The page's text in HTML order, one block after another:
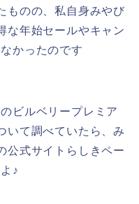
ものの、私自身みやび
な年始セールやキャン
かったのです
ビルベリープレミア
いて調べていたら、み
公式サイトらしきペー
♪